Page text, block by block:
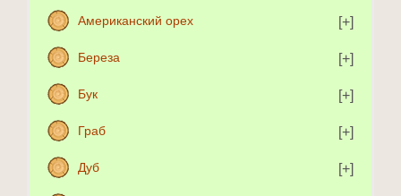
Американский орех
Береза
Бук
Граб
Дуб